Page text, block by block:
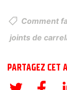
Comment
joints de
PARTAGEZ CET